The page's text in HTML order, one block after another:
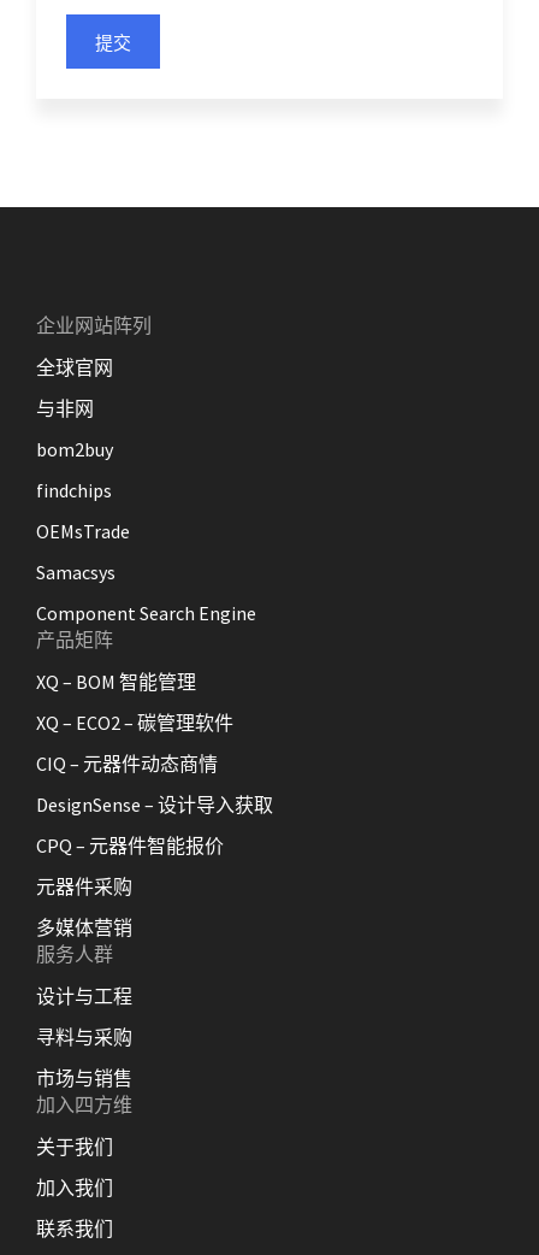
提交
企业网站阵列
全球官网
与非网
bom2buy
findchips
OEMsTrade
Samacsys
Component Search Engine
产品矩阵
XQ – BOM 智能管理
XQ – ECO2 – 碳管理软件
CIQ – 元器件动态商情
DesignSense – 设计导入获取
CPQ – 元器件智能报价
元器件采购
多媒体营销
服务人群
设计与工程
寻料与采购
市场与销售
加入四方维
关于我们
加入我们
联系我们